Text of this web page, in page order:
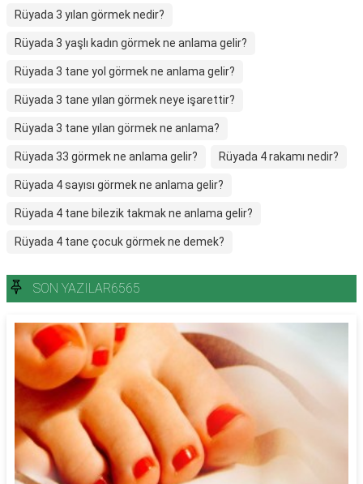
Rüyada 3 yılan görmek nedir?
Rüyada 3 yaşlı kadın görmek ne anlama gelir?
Rüyada 3 tane yol görmek ne anlama gelir?
Rüyada 3 tane yılan görmek neye işarettir?
Rüyada 3 tane yılan görmek ne anlama?
Rüyada 33 görmek ne anlama gelir? Rüyada 4 rakamı nedir?
Rüyada 4 sayısı görmek ne anlama gelir?
Rüyada 4 tane bilezik takmak ne anlama gelir?
Rüyada 4 tane çocuk görmek ne demek?
SON YAZILAR6565